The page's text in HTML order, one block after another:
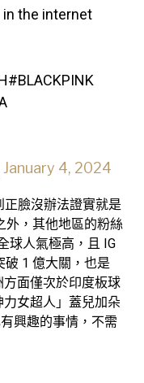
the internet
#BLACKPINK
January 4, 2024
臉沒辦法證實就是
外，其他地區的粉絲
球人氣極高，且 IG
破 1 億大關，也是
面僅次於印度板球
女超人」蓋兒加朵
興趣的事情，不需